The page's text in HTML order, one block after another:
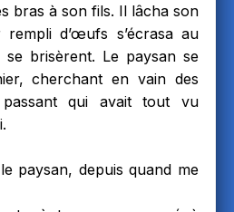
bras à son fils. Il lâcha son
d’œufs s’écrasa au
brisèrent. Le paysan se
cherchant en vain des
qui avait tout vu
paysan, depuis quand me